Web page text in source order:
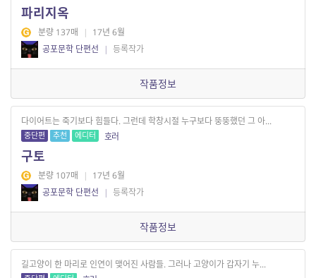
파리지옥
분량 137매 | 17년 6월
공포문학 단편선
| 등록작가
작품정보
다이어트는 죽기보다 힘들다. 그런데 학창시절 누구보다 뚱뚱했던 그 아...
중단편 추천 에디터 호러
구토
분량 107매 | 17년 6월
공포문학 단편선
| 등록작가
작품정보
길고양이 한 마리로 인연이 맺어진 사람들. 그러나 고양이가 갑자기 누...